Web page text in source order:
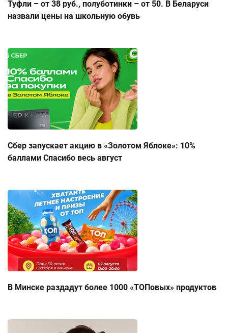
Туфли – от 38 руб., полуботинки – от 50. В Беларуси
назвали цены на школьную обувь
Сбер запускает акцию в «Золотом Яблоке»: 10%
баллами Спасибо весь август
В Минске раздадут более 1000 «ТОПовых» продуктов